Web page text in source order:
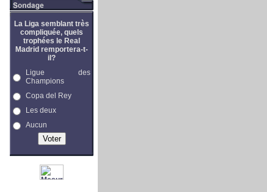
La Liga semblant très
compliquée, quels
trophées le Real
Madrid remportera-t-
il?
Ligue des
Champions
Copa del Rey
Les deux
Aucun